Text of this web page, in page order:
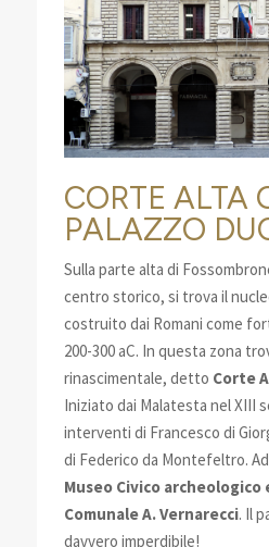
CORTE ALTA
PALAZZO
Sulla parte alta di
centro storico, si trova il
costruito dai Romani come
200-300 aC. In questa zona
rinascimentale, detto Corte
Iniziato dai Malatesta nel XIII
interventi di Francesco di
di Federico da Montefeltro.
Museo Civico archeologico
Comunale A. Vernarecci. Il
davvero imperdibile!